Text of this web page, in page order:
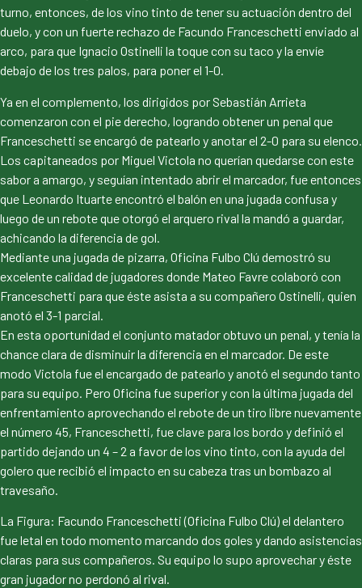
turno, entonces, de los vino tinto de tener su actuación dentro del
duelo, y con un fuerte rechazo de Facundo Franceschetti enviado al
arco, para que Ignacio Ostinelli la toque con su taco y la envíe
debajo de los tres palos, para poner el 1-0.
Ya en el complemento, los dirigidos por Sebastián Arrieta
comenzaron con el pie derecho, logrando obtener un penal que
Franceschetti se encargó de patearlo y anotar el 2-0 para su elenco.
Los capitaneados por Miguel Victola no querían quedarse con este
sabor a amargo, y seguían intentado abrir el marcador, fue entonces
que Leonardo Ituarte encontró el balón en una jugada confusa y
luego de un rebote que otorgó el arquero rival la mandó a guardar,
achicando la diferencia de gol.
Mediante una jugada de pizarra, Oficina Fulbo Clú demostró su
excelente calidad de jugadores donde Mateo Favre colaboró con
Franceschetti para que éste asista a su compañero Ostinelli, quien
anotó el 3-1 parcial.
En esta oportunidad el conjunto matador obtuvo un penal, y tenía la
chance clara de disminuir la diferencia en el marcador. De este
modo Victola fue el encargado de patearlo y anotó el segundo tanto
para su equipo. Pero Oficina fue superior y con la última jugada del
enfrentamiento aprovechando el rebote de un tiro libre nuevamente
el número 45, Franceschetti, fue clave para los bordo y definió el
partido dejando un 4 – 2 a favor de los vino tinto, con la ayuda del
golero que recibió el impacto en su cabeza tras un bombazo al
travesaño.
La Figura: Facundo Franceschetti (Oficina Fulbo Clú) el delantero
fue letal en todo momento marcando dos goles y dando asistencias
claras para sus compañeros. Su equipo lo supo aprovechar y éste
gran jugador no perdonó al rival.